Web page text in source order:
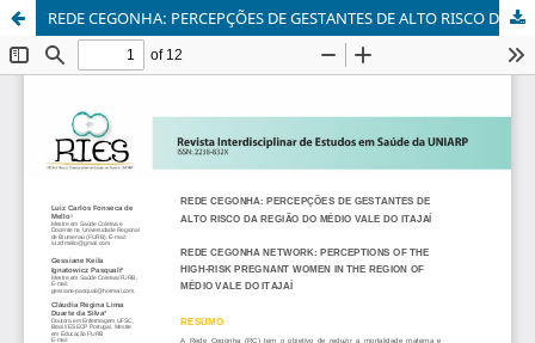
REDE CEGONHA: PERCEPÇÕES DE GESTANTES DE ALTO RISCO DA REGIÃO DO MÉDIO VALE DO ITAJAÍ